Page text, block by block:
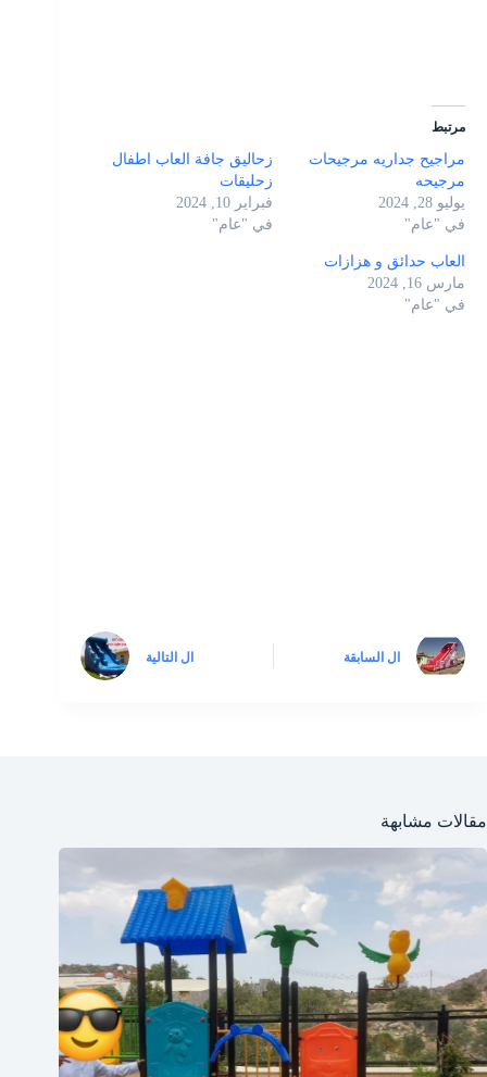
مرتبط
مراجيح جداريه مرجيحات
مرجيحه
يوليو 28, 2024
في "عام"
زحاليق جافة العاب اطفال
زحليقات
فبراير 10, 2024
في "عام"
العاب حدائق و هزازات
مارس 16, 2024
في "عام"
ال السابقة ال التالية
مقالات مشابهة